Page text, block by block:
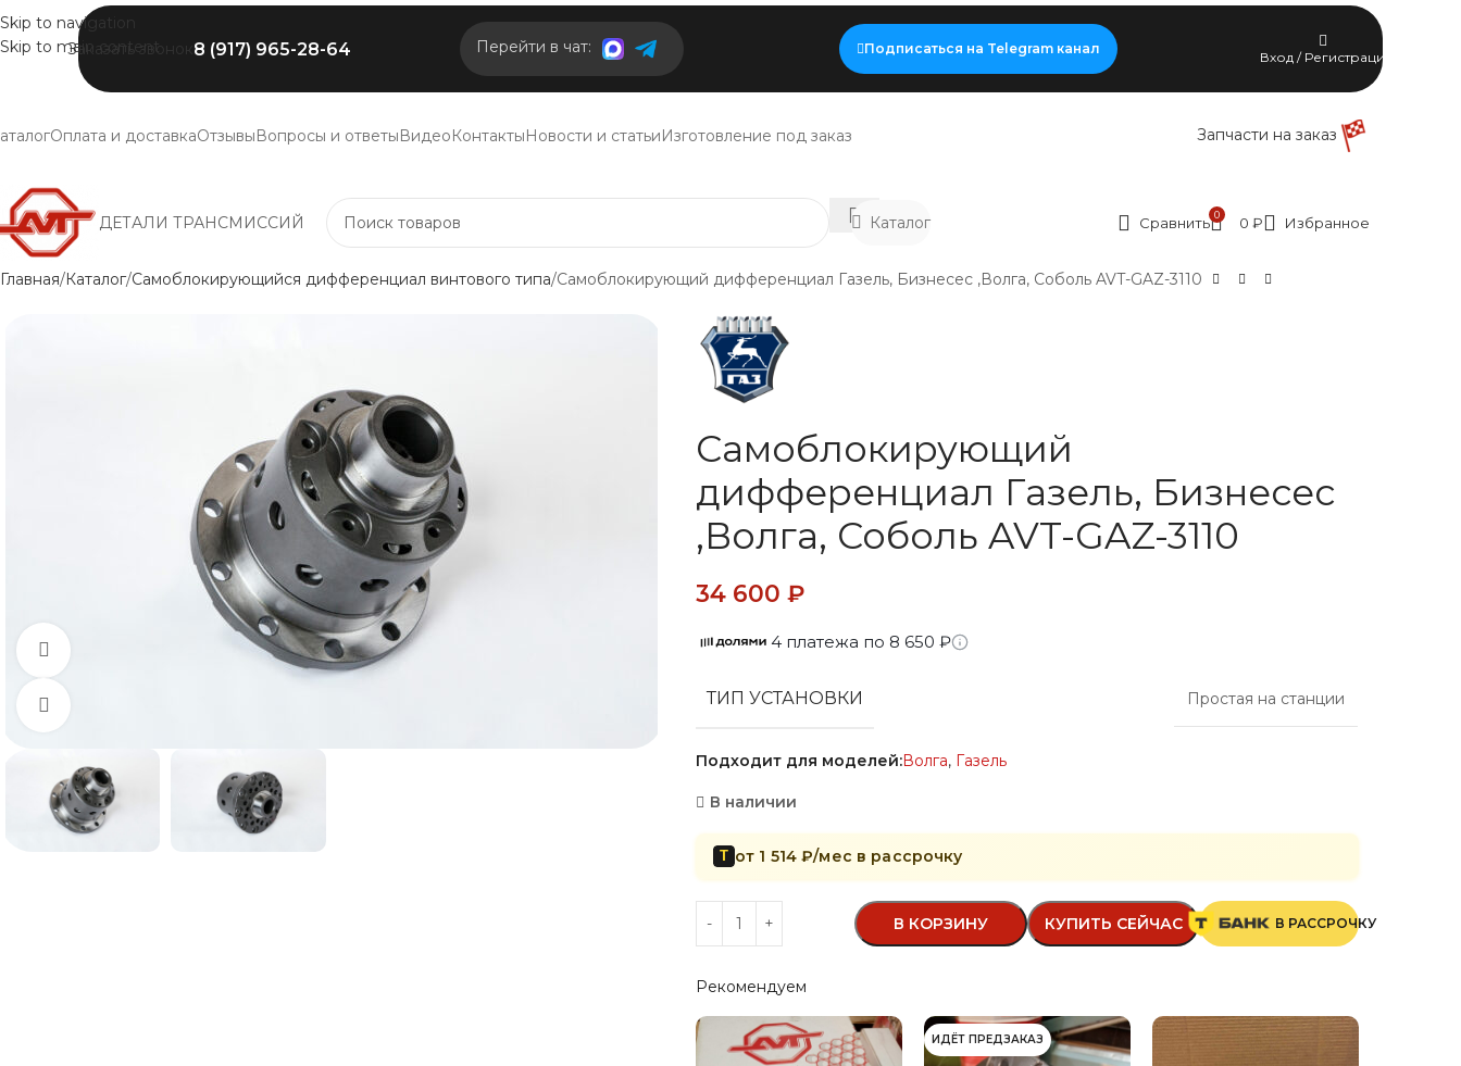
Skip to navigation
Skip to main content
Заказать звонок 8 (917) 965-28-64 Перейти в чат: Подписаться на Telegram канал
Вход / Регистрация
Оплата и доставкаОтзывыВопросы и ответыВидеоКонтактыНовости и статьиИзготовление под заказ Запчасти на заказ
ДЕТАЛИ ТРАНСМИССИЙ Каталог Сравнить 0 0 ₽ Избранное
Главная Каталог Самоблокирующийся дифференциал винтового типа Самоблокирующий дифференциал Газель, Бизнесес ,Волга, Соболь AVT-GAZ-3110
Самоблокирующий
дифференциал Газель, Бизнесес
,Волга, Соболь AVT-GAZ-3110
34 600 ₽
4 платежа по 8 650 ₽
ТИП УСТАНОВКИ Простая на станции
Подходит для моделей:Волга, Газель
В наличии
Т от 1 514 ₽/мес в рассрочку
В КОРЗИНУ КУПИТЬ СЕЙЧАС В РАССРОЧКУ
Рекомендуем
ИДЁТ ПРЕДЗАКАЗ